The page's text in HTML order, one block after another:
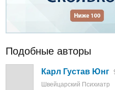
Подобные авторы
Карл Густав Юнг
Швейцарский Психиатр